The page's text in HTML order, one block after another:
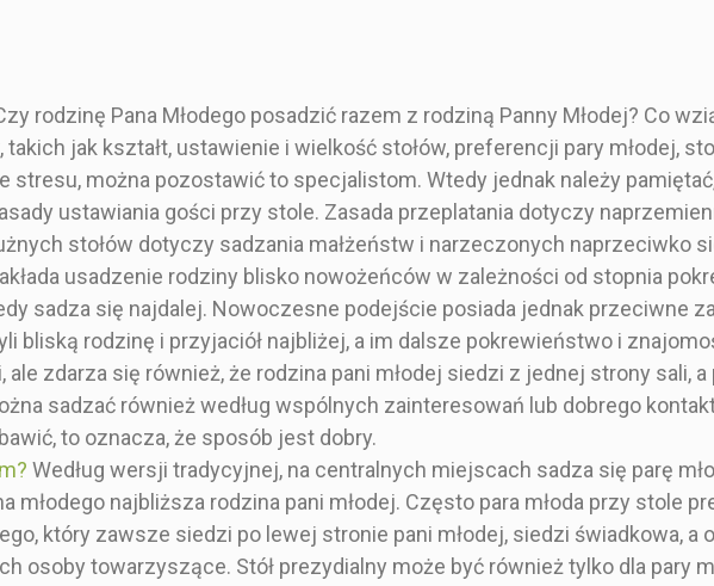
rodzinę Pana Młodego posadzić razem z rodziną Panny Młodej? Co
jak kształt, ustawienie i wielkość stołów, preferencji pary młodej,
można pozostawić to specjalistom. Wtedy jednak należy
ustawiania gości przy stole. Zasada przeplatania dotyczy
stołów dotyczy sadzania małżeństw i narzeczonych naprzeciwko
usadzenie rodziny blisko nowożeńców w zależności od stopnia
sadza się najdalej. Nowoczesne podejście posiada jednak przeciwne
bliską rodzinę i przyjaciół najbliżej, a im dalsze pokrewieństwo i
zdarza się również, że rodzina pani młodej siedzi z jednej strony sali, a
sadzać również według wspólnych zainteresowań lub dobrego
to oznacza, że sposób jest dobry.
Według wersji tradycyjnej, na centralnych miejscach sadza się parę
młodego najbliższa rodzina pani młodej. Często para młoda przy stole
który zawsze siedzi po lewej stronie pani młodej, siedzi świadkowa, a
osoby towarzyszące. Stół prezydialny może być również tylko dla pary
jest
gości,
oraz od
Jeśli
około
więcej,
dwie
Listę
do
prosimy
uwagach
podczas
w opisie
szarym z motywem
błękitnej magnolii na 500g
papierze. Wy wysyłacie
dane, my projektujemy!
Wielkość projektu
uzależniona jest od
wybranej ilości gości, ich
rozmieszczeniu
względem stołów oraz od
wybranej grafiki. Jeśli
planujecie zaprosić około
200 gości i więcej,
polecamy zamówić dwie
mniejsze tablice. Listę
gości
przyporządkowanych do
danego stołu prosimy
zamieszczać w uwagach
do zamówienia podczas
kupna produktu.
dostojne stylistycznie, lub
błyszczące glamour. Wy
wysyłacie dane, my
projektujemy! Wielkość
projektu uzależniona jest
od wybranej ilości gości,
ich rozmieszczeniu
względem stołów oraz od
wybranej grafiki. Jeśli
planujecie zaprosić około
200 gości i więcej,
polecamy zamówić dwie
mniejsze tablice. Listę
gości
danego stołu prosimy
zamieszczać w uwagach
do zamówienia podczas
kupna produktu.
Specyfikacja w opisie